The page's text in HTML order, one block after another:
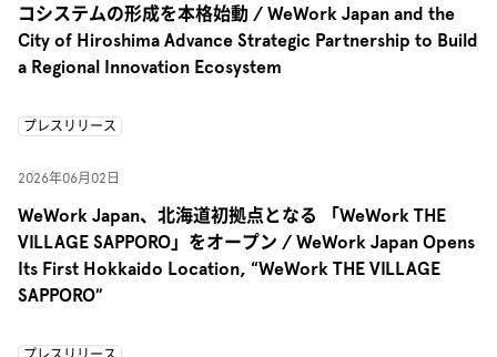
コシステムの形成を本格始動 / WeWork Japan and the
City of Hiroshima Advance Strategic Partnership to Build
a Regional Innovation Ecosystem
プレスリリース
2026年06月02日
WeWork Japan、北海道初拠点となる 「WeWork THE
VILLAGE SAPPORO」をオープン / WeWork Japan Opens
Its First Hokkaido Location, “WeWork THE VILLAGE
SAPPORO”